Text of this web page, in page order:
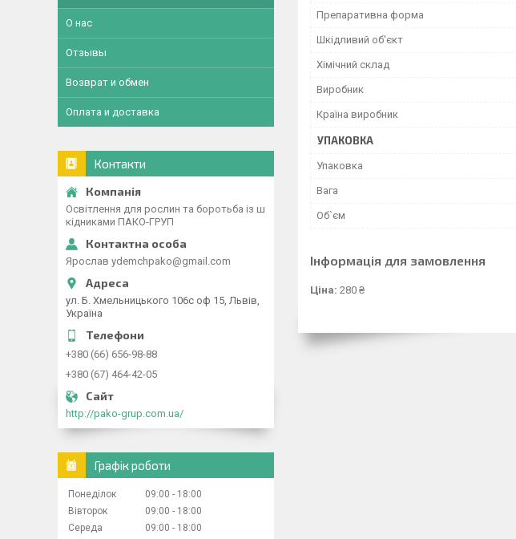
Препаративна форма
Шкідливий об'єкт
Хімічний склад
Виробник
Країна виробник
УПАКОВКА
Упаковка
Вага
Об`єм
Інформація для замовлення
Ціна: 280 ₴
О нас
Отзывы
Возврат и обмен
Оплата и доставка
Контакти
Освітлення для рослин та боротьба із ш
кідниками ПАКО-ГРУП
Ярослав ydemchpako@gmail.com
ул. Б. Хмельницького 106с оф 15, Львів,
Україна
+380 (66) 656-98-88
+380 (67) 464-42-05
http://pako-grup.com.ua/
Графік роботи
Понеділок 09:00
18:00
Вівторок
09:00
18:00
Середа
09:00 18:00